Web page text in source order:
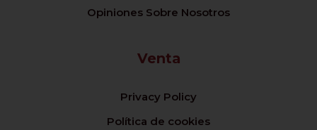
Opiniones Sobre Nosotros
Venta
Privacy Policy
Política de cookies